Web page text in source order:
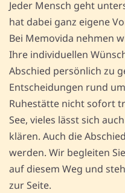
Jeder Mensch geht
hat dabei ganz eigene
Bei Memovida nehmen
Ihre individuellen
Abschied persönlich zu
Entscheidungen rund
Ruhestätte nicht sofort
See, vieles lässt sich
klären. Auch die
werden. Wir begleiten
auf diesem Weg und
zur Seite.